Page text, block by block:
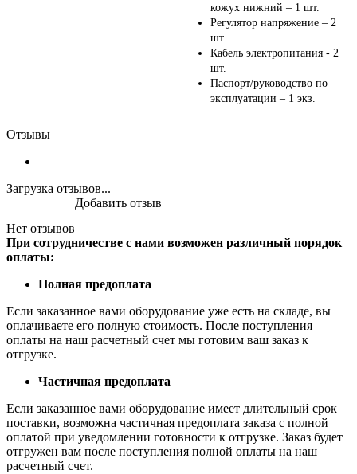
кожух нижний – 1 шт.
Регулятор напряжение – 2
шт.
Кабель электропитания - 2
шт.
Паспорт/руководство по
эксплуатации – 1 экз.
Отзывы
Загрузка отзывов...
Нет отзывов
Добавить отзыв
При сотрудничестве с нами возможен различный порядок
оплаты:
Полная предоплата
Если заказанное вами оборудование уже есть на складе, вы
оплачиваете его полную стоимость. После поступления
оплаты на наш расчетный счет мы готовим ваш заказ к
отгрузке.
Частичная предоплата
Если заказанное вами оборудование имеет длительный срок
поставки, возможна частичная предоплата заказа с полной
оплатой при уведомлении готовности к отгрузке. Заказ будет
отгружен вам после поступления полной оплаты на наш
расчетный счет.